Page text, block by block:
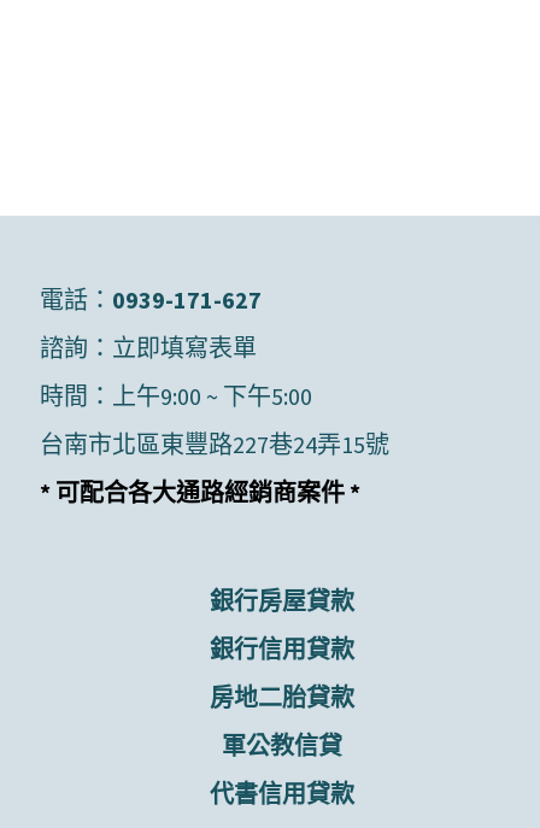
電話： 0939-171-627
諮詢： 立即填寫表單
時間：上午9:00 ~ 下午5:00
台南市北區東豐路227巷24弄15號
* 可配合各大通路經銷商案件 *
銀行房屋貸款
銀行信用貸款
房地二胎貸款
軍公教信貸
代書信用貸款